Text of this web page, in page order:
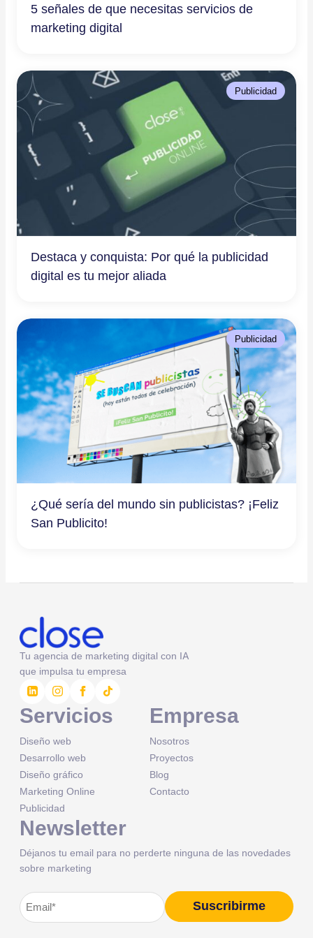
5 señales de que necesitas servicios de
marketing digital
Publicidad
Destaca y conquista: Por qué la publicidad
digital es tu mejor aliada
Publicidad
¿Qué sería del mundo sin publicistas? ¡Feliz
San Publicito!
Tu agencia de marketing digital con IA
que impulsa tu empresa
Servicios
Diseño web
Desarrollo web
Diseño gráfico
Marketing Online
Publicidad
Empresa
Nosotros
Proyectos
Blog
Contacto
Newsletter
Déjanos tu email para no perderte ninguna de las novedades
sobre marketing
Correo
electrónico(Obligatorio)
Suscribirme
Alternative: